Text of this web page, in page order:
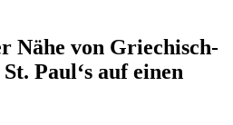
Nähe von Griechisch-
Paul‘s auf einen